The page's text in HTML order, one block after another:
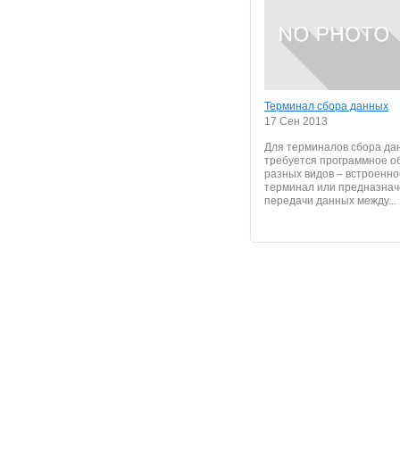
Терминал сбора данных
17 Сен 2013
Для терминалов сбора
требуется программное
разных видов –
терминал или
передачи данных между...